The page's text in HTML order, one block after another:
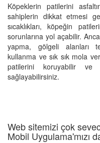
Köpeklerin patilerini
sahiplerin dikkat etmesi
sıcaklıkları, köpeğin
sorunlarına yol açabilir.
yapma, gölgeli alanları
kullanma ve sık sık mola
patilerini koruyabilir ve
sağlayabilirsiniz.
Web sitemizi çok
Mobil Uygulama'mızı